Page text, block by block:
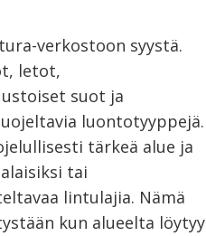
verkostoon syystä.
letot,
suot ja
luontotyyppejä.
tärkeä alue ja
tai
lintulajia. Nämä
kun alueelta löytyy